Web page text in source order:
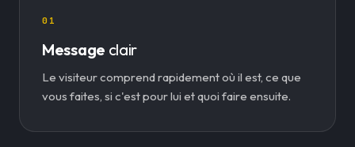
01
Message clair
Le visiteur comprend rapidement où il est, ce que
vous faites, si c'est pour lui et quoi faire ensuite.